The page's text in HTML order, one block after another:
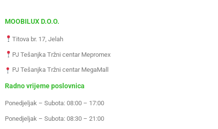
MOOBILUX D.O.O.
Titova br. 17, Jelah
PJ Tešanjka Tržni centar Mepromex
PJ Tešanjka Tržni centar MegaMall
Radno vrijeme poslovnica
Ponedjeljak – Subota: 08:00 – 17:00
Ponedjeljak – Subota: 08:30 – 21:00